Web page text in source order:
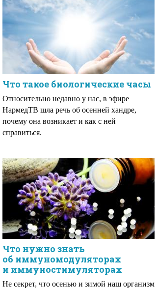
Что такое биологические часы
Относительно недавно у нас, в эфире
НармедТВ шла речь об осенней хандре,
почему она возникает и как с ней
справиться.
Что нужно знать
об иммуномодуляторах
и иммуностимуляторах
Не секрет, что осенью и зимой наш организм